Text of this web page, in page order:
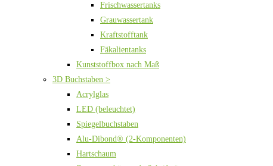
Frischwassertanks
Grauwassertank
Kraftstofftank
Fäkalientanks
Kunststoffbox nach Maß
3D Buchstaben >
Acrylglas
LED (beleuchtet)
Spiegelbuchstaben
Alu-Dibond® (2-Komponenten)
Hartschaum